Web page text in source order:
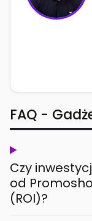
FAQ -
Czy
od
(ROI)?